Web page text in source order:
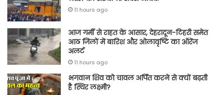
11 hours ago
आज गर्मी से राहत के आसार, देहरादून-टिहरी समेत
आठ जिलों में बारिश और ओलावृष्टि का ऑरेंज
अलर्ट
11 hours ago
भगवान शिव को चावल अर्पित करने से क्यों बढ़ती
है स्थिर लक्ष्मी?